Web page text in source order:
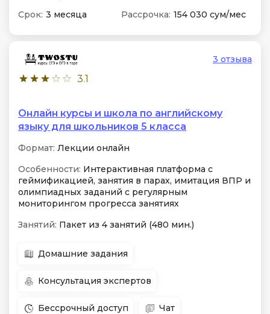
Срок: 3 месяца Рассрочка: 154 030 сум/мес
3.1
3 отзыва
Онлайн курсы и школа по английскому
языку для школьников 5 класса
Формат: Лекции онлайн
Особенности: Интерактивная платформа с
геймификацией, занятия в парах, имитация ВПР и
олимпиадных заданий с регулярным
мониторингом прогресса занятиях
Занятий: Пакет из 4 занятий (480 мин.)
Домашние задания
Консультация экспертов
Бессрочный доступ Чат